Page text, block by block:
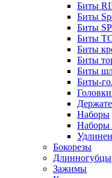
Биты
Биты
Биты
Биты
Биты
Биты
Биты
Биты-
Наборы
Наборы
Бокорезы
Длинногубцы
Зажимы